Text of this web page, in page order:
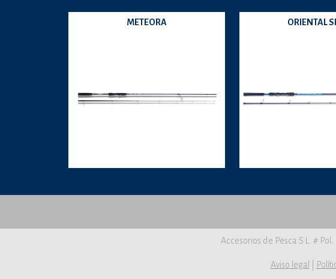
METEORA ORIENTAL
Accesorios de Pesca S.L. #
Aviso legal